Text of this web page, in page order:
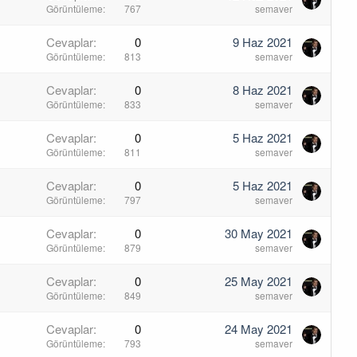
Görüntüleme 767 semaver
Cevaplar 0
Görüntüleme 813
9 Haz 2021
semaver
Cevaplar 0
Görüntüleme 833
8 Haz 2021
semaver
Cevaplar 0
Görüntüleme 811
5 Haz 2021
semaver
Cevaplar 0
Görüntüleme 797
5 Haz 2021
semaver
Cevaplar 0
Görüntüleme 879
30 May 2021
semaver
Cevaplar 0
Görüntüleme 849
25 May 2021
semaver
Cevaplar 0
Görüntüleme 793
24 May 2021
semaver